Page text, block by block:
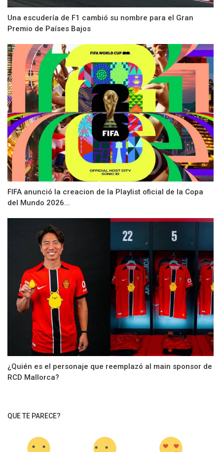
Una escudería de F1 cambió su nombre para el Gran
Premio de Países Bajos
FIFA anunció la creacion de la Playlist oficial de la Copa
del Mundo 2026...
¿Quién es el personaje que reemplazó al main sponsor de
RCD Mallorca?
QUE TE PARECE?